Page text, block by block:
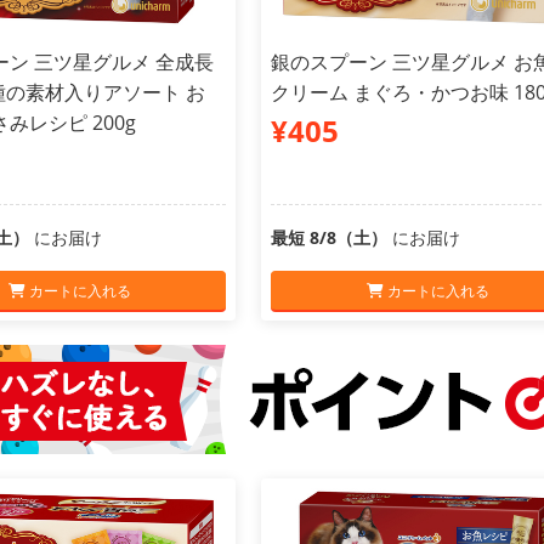
ン 三ツ星グルメ 全成長
素材入りアソート お
みレシピ 200g
） にお届け
カートに入れる
銀のスプーン 三ツ星グルメ お
クリーム まぐろ・かつお味
¥405
最短 8/8（土） にお届け
カートに入れる